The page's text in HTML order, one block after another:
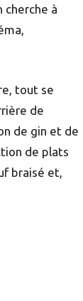
cherche à
tout se
de
de gin et de
de plats
braisé et,